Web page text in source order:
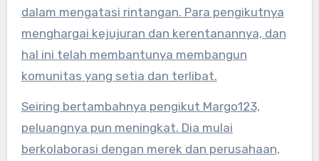
dalam mengatasi rintangan. Para pengikutnya
menghargai kejujuran dan kerentanannya, dan
hal ini telah membantunya membangun
komunitas yang setia dan terlibat.
Seiring bertambahnya pengikut Margo123,
peluangnya pun meningkat. Dia mulai
berkolaborasi dengan merek dan perusahaan,